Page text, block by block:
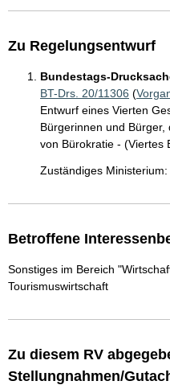
Zu Regelungsentwurf
Bundestags-
BT-Drs. 20/11306 (
Entwurf eines Vierten
Bürgerinnen und Bürger,
von Bürokratie - (Viertes
Zuständiges Ministerium:
Betroffene
Sonstiges im Bereich
Tourismuswirtschaft
Zu diesem RV
Stellungnahmen/